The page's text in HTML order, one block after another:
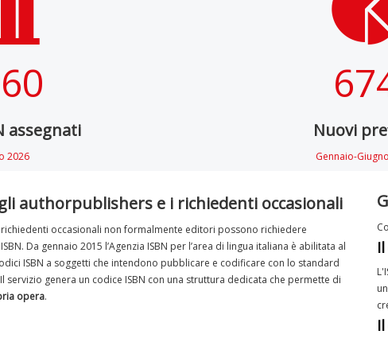
assegnati
2026
Nuovi
Gennaio-
authorpublishers e i richiedenti occasionali
occasionali non formalmente editori possono richiedere
Da gennaio 2015 l’Agenzia ISBN per l’area di lingua italiana è abilitata al
ISBN a soggetti che intendono pubblicare e codificare con lo standard
servizio genera un codice ISBN con una struttura dedicata che permette di
opera.